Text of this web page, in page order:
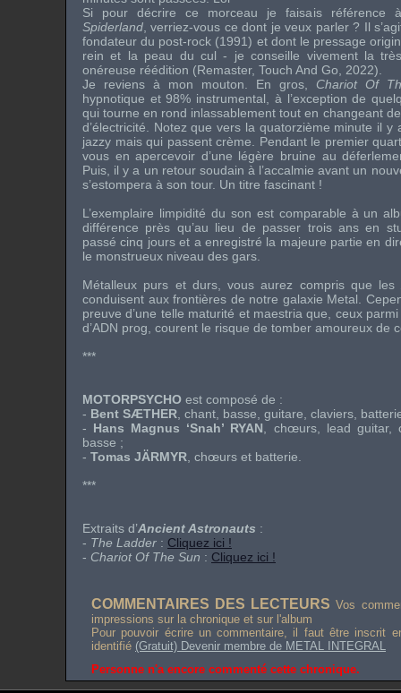
Si pour décrire ce morceau je faisais référence
Spiderland , verriez-vous ce dont je veux parler ? Il
fondateur du post-rock (1991) et dont le pressage
rein et la peau du cul - je conseille vivement la
onéreuse réédition (Remaster, Touch And Go, 2022).
Je reviens à mon mouton. En gros, Chariot Of
hypnotique et 98% instrumental, à l’exception de
qui tourne en rond inlassablement tout en changeant
d’électricité. Notez que vers la quatorzième minute il
jazzy mais qui passent crème. Pendant le premier
vous en apercevoir d’une légère bruine au
Puis, il y a un retour soudain à l’accalmie avant un
s’estompera à son tour. Un titre fascinant !
L’exemplaire limpidité du son est comparable à un
différence près qu’au lieu de passer trois ans en
passé cinq jours et a enregistré la majeure partie en
le monstrueux niveau des gars.
Métalleux purs et durs, vous aurez compris que les
conduisent aux frontières de notre galaxie Metal.
preuve d’une telle maturité et maestria que, ceux
d’ADN prog, courent le risque de tomber amoureux de
***
MOTORPSYCHO est composé de :
- Bent SÆTHER , chant, basse, guitare, claviers,
- Hans Magnus ‘Snah’ RYAN , chœurs, lead guitar,
basse ;
- Tomas JÄRMYR , chœurs et batterie.
***
Extraits d’Ancient Astronauts :
- The Ladder : Cliquez ici !
- Chariot Of The Sun : Cliquez ici !
COMMENTAIRES DES LECTEURS Vos
impressions sur la chronique et sur l'album
Pour pouvoir écrire un commentaire, il faut être inscrit
identifié (Gratuit) Devenir membre de METAL INTEGRAL
Personne n'a encore commenté cette chronique.